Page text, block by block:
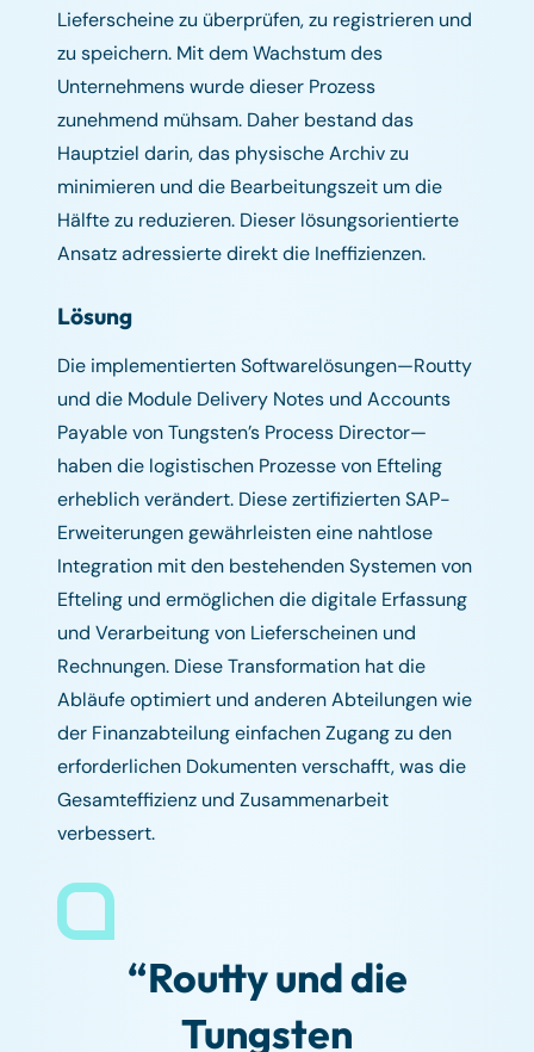
Lieferscheine zu überprüfen, zu registrieren und
zu speichern. Mit dem Wachstum des
Unternehmens wurde dieser Prozess
zunehmend mühsam. Daher bestand das
Hauptziel darin, das physische Archiv zu
minimieren und die Bearbeitungszeit um die
Hälfte zu reduzieren. Dieser lösungsorientierte
Ansatz adressierte direkt die Ineffizienzen.
Lösung
Die implementierten Softwarelösungen—Routty
und die Module Delivery Notes und Accounts
Payable von Tungsten’s Process Director—
haben die logistischen Prozesse von Efteling
erheblich verändert. Diese zertifizierten SAP-
Erweiterungen gewährleisten eine nahtlose
Integration mit den bestehenden Systemen von
Efteling und ermöglichen die digitale Erfassung
und Verarbeitung von Lieferscheinen und
Rechnungen. Diese Transformation hat die
Abläufe optimiert und anderen Abteilungen wie
der Finanzabteilung einfachen Zugang zu den
erforderlichen Dokumenten verschafft, was die
Gesamteffizienz und Zusammenarbeit
verbessert.
“Routty und die
Tungsten